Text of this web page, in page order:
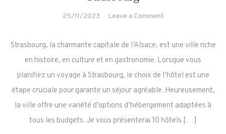
25/11/2023 Leave a Commenton
Hôtels
Prix
Moyen
à
Strasbourg
Strasbourg, la charmante capitale de l’Alsace, est une ville riche
en histoire, en culture et en gastronomie. Lorsque vous
planifiez un voyage à Strasbourg, le choix de l’hôtel est une
étape cruciale pour garantir un séjour agréable. Heureusement,
la ville offre une variété d’options d’hébergement adaptées à
tous les budgets. Je vous présenterai 10 hôtels […]